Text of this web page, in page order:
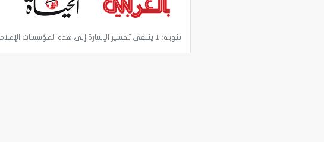
تنويه: لا ينبغي تفسير الإشارة إلى هذه المؤسسات